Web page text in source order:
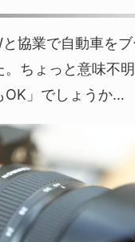
協業で自動車を
。ちょっと意味不
OK」でしょうか…